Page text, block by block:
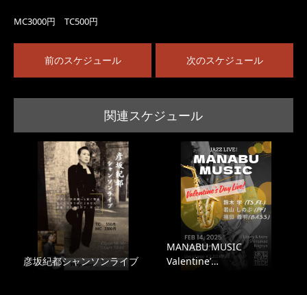
MC3000円 TC500円
前のスケジュール 次のスケジュール
関連スケジュール
彦坂紀都シャンソンライブ
MANABU MUSIC
Valentine’…